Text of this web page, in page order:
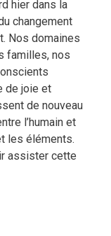
hier dans la
changement
Nos domaines
familles, nos
de joie et
de nouveau
l’humain et
les éléments.
assister cette